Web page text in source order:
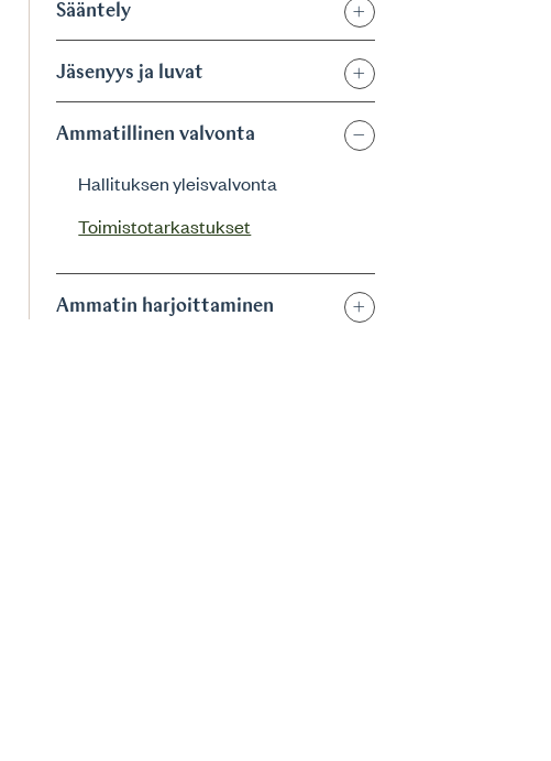
Sääntely
Jäsenyys ja luvat
Ammatillinen valvonta
Hallituksen yleisvalvonta
Toimistotarkastukset
Ammatin harjoittaminen